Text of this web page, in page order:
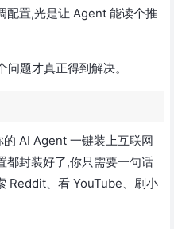
配置,光是让 Agent 能读个推
问题才真正得到解决。
AI Agent 一键装上互联网
都封装好了,你只需要一句话
Reddit、看 YouTube、刷小